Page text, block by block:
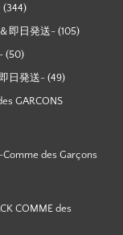
(344)
即日発送- (105)
(50)
日発送- (49)
GARCONS
des Garçons
COMME des